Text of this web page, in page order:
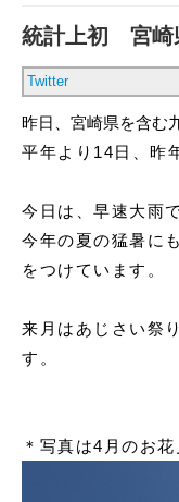
統計上初 宮崎
Twitter
昨日、宮崎県を含む
平年より14日、昨
今日は、早速大雨
今年の夏の猛暑に
をつけています。
来月はあじさい祭
す。
＊写真は4月のお花